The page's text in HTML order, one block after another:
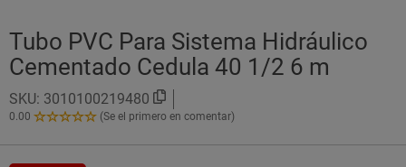
Tubo PVC Para Sistema Hidráulico
Cementado Cedula 40 1/2 6 m
SKU: 3010100219480
0.00
0.00
(Se el primero en comentar)